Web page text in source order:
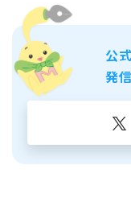
公
発